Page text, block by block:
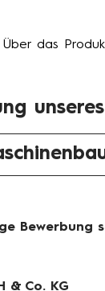
Über das
Bewerbung
& Co. KG